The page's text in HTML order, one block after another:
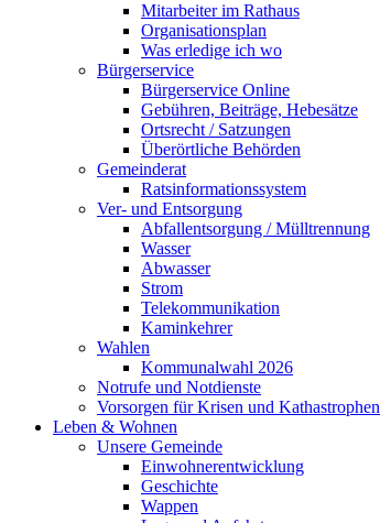
Mitarbeiter im Rathaus
Organisationsplan
Was erledige ich wo
Bürgerservice
Bürgerservice Online
Gebühren, Beiträge, Hebesätze
Ortsrecht / Satzungen
Überörtliche Behörden
Gemeinderat
Ratsinformationssystem
Ver- und Entsorgung
Abfallentsorgung / Mülltrennung
Wasser
Abwasser
Strom
Telekommunikation
Kaminkehrer
Wahlen
Kommunalwahl 2026
Notrufe und Notdienste
Vorsorgen für Krisen und Kathastrophen
Leben & Wohnen
Unsere Gemeinde
Einwohnerentwicklung
Geschichte
Wappen